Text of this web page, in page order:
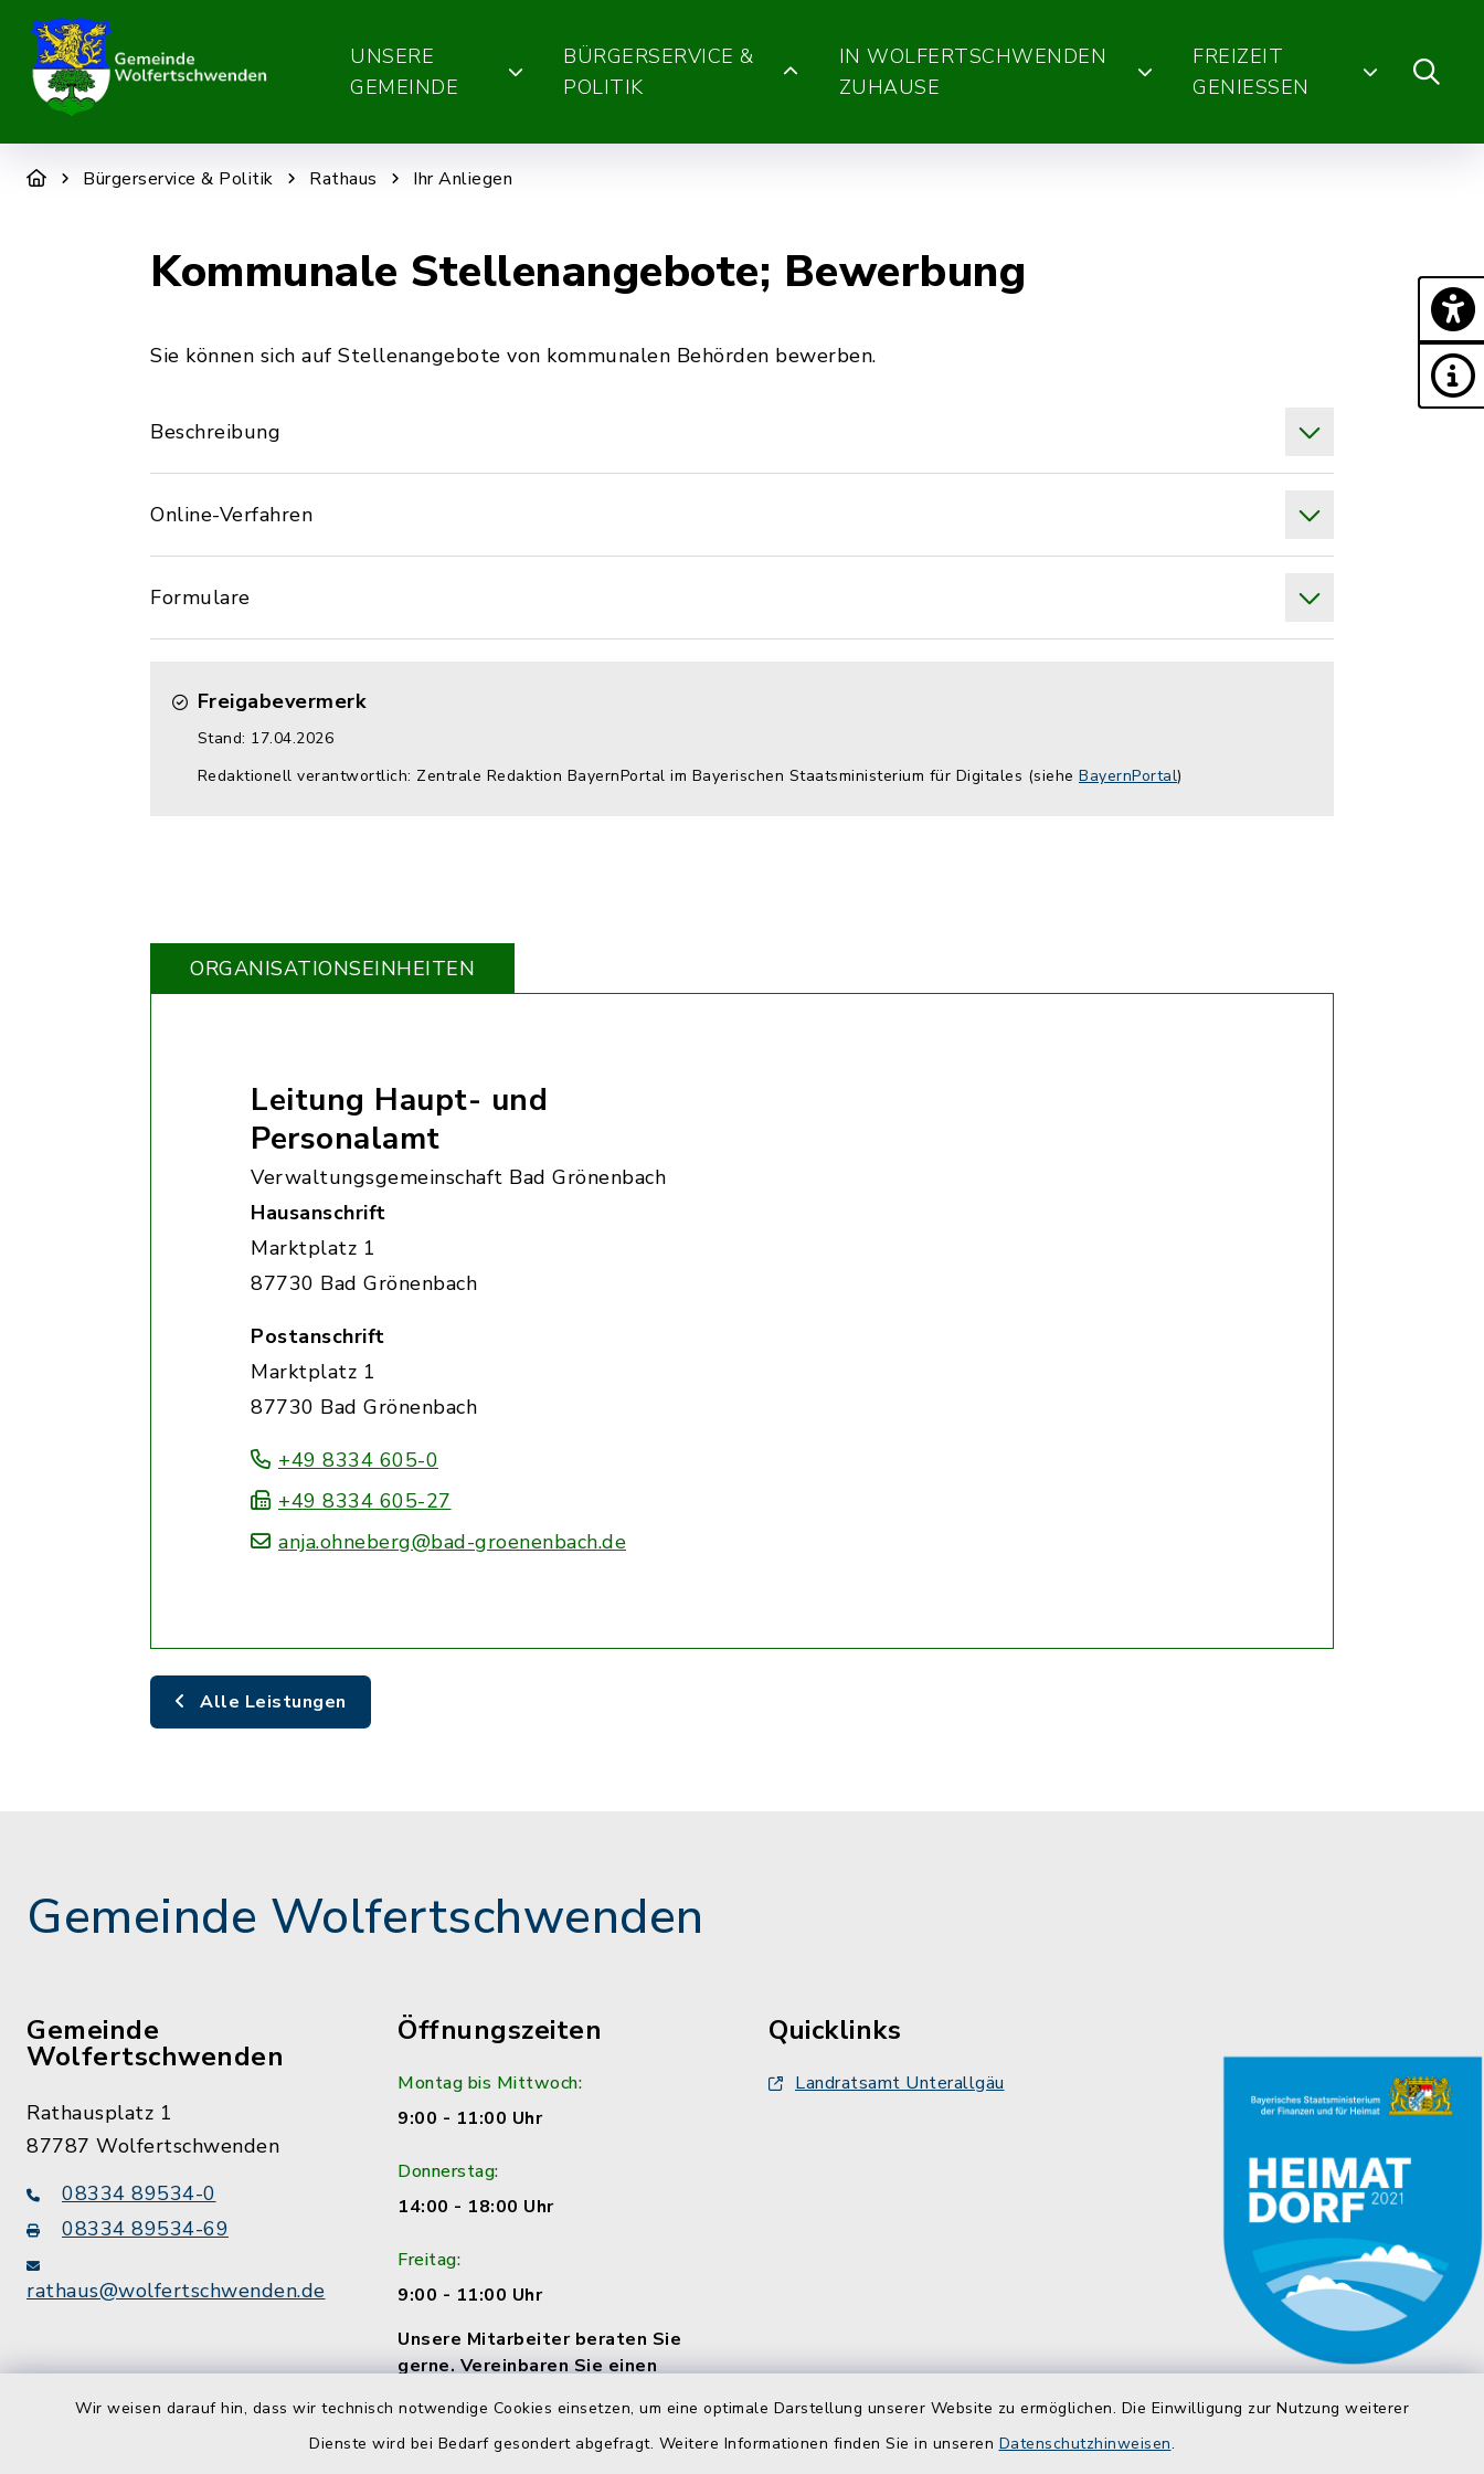
Wir weisen darauf hin, dass wir technisch notwendige Cookies einsetzen, um eine optimale Darstellung unserer Website zu ermöglichen. Die Einwilligung zur Nutzung weiterer
Dienste wird bei Bedarf gesondert abgefragt. Weitere Informationen finden Sie in unseren Datenschutzhinweisen.
UNSERE
GEMEINDE
BÜRGERSERVICE &
POLITIK
IN WOLFERTSCHWENDEN
ZUHAUSE
FREIZEIT
GENIESSEN
Bürgerservice & Politik Rathaus Ihr Anliegen
Kommunale Stellenangebote; Bewerbung
Sie können sich auf Stellenangebote von kommunalen Behörden bewerben.
Beschreibung
Online-Verfahren
Formulare
Freigabevermerk
Stand: 17.04.2026
Redaktionell verantwortlich: Zentrale Redaktion BayernPortal im Bayerischen Staatsministerium für Digitales (siehe BayernPortal)
ORGANISATIONS­EINHEITEN
Leitung Haupt- und
Personalamt
Verwaltungsgemeinschaft Bad Grönenbach
Hausanschrift
Marktplatz 1
87730 Bad Grönenbach
Postanschrift
Marktplatz 1
87730 Bad Grönenbach
+49 8334 605-0
+49 8334 605-27
anja.ohneberg@bad-groenenbach.de
Alle Leistungen
Gemeinde Wolfertschwenden
Gemeinde
Wolfertschwenden
Rathausplatz 1
87787 Wolfertschwenden
08334 89534-0
08334 89534-69
rathaus@wolfertschwenden.de
Öffnungszeiten
Montag bis Mittwoch:
9:00 - 11:00 Uhr
Donnerstag:
14:00 - 18:00 Uhr
Freitag:
9:00 - 11:00 Uhr
Unsere Mitarbeiter beraten Sie
gerne. Vereinbaren Sie einen
Quicklinks
Landratsamt Unterallgäu